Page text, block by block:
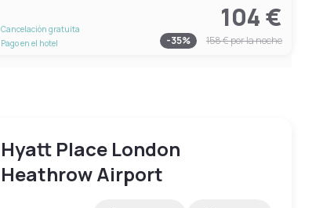
Cancelación gratuita
Pago en el hotel
104 €
-35% 158 €por la noche
Hyatt Place London
Heathrow Airport